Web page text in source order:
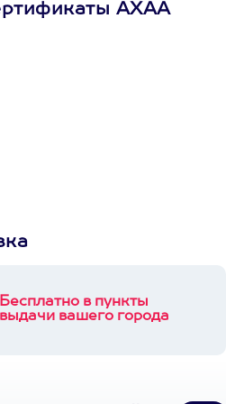
АХАА
Бесплатно в пункты
выдачи вашего города